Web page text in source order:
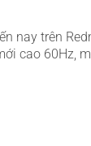
nay trên
cao 60Hz,